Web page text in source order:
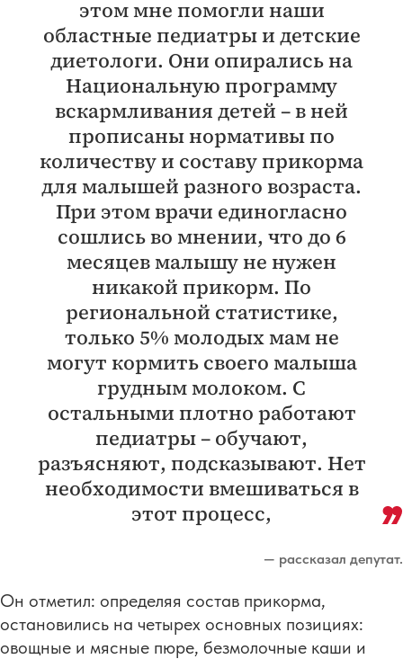
этом мне помогли наши
областные педиатры и детские
диетологи. Они опирались на
Национальную программу
вскармливания детей – в ней
прописаны нормативы по
количеству и составу прикорма
для малышей разного возраста.
При этом врачи единогласно
сошлись во мнении, что до 6
месяцев малышу не нужен
никакой прикорм. По
региональной статистике,
только 5% молодых мам не
могут кормить своего малыша
грудным молоком. С
остальными плотно работают
педиатры – обучают,
разъясняют, подсказывают. Нет
необходимости вмешиваться в
этот процесс,
— рассказал депутат.
Он отметил: определяя состав прикорма,
остановились на четырех основных позициях:
овощные и мясные пюре, безмолочные каши и